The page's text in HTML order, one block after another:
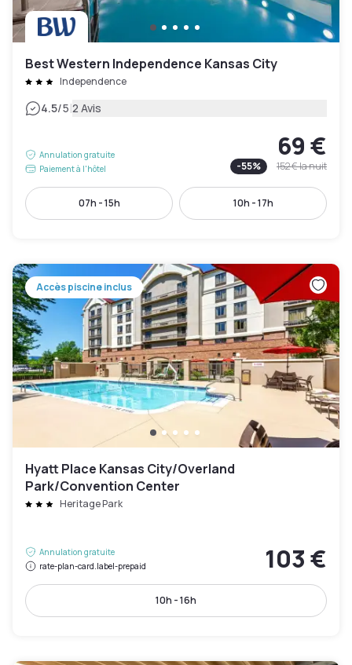
Best Western Independence Kansas City
Independence
4.5/5|2 Avis
Annulation gratuite
Paiement à l'hôtel
69 €
-55% 152 €la nuit
07h - 15h 10h - 17h
Accès piscine inclus
Hyatt Place Kansas City/Overland
Park/Convention Center
Heritage Park
Annulation gratuite
rate-plan-card.label-prepaid
103 €
10h - 16h